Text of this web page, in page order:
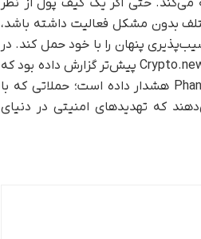
بدون مشکل فعالیت داشته باشد،
پنهان را با خود حمل کند. در
کنار این تهدید فنی، خطر حملات مهندسی اجتماعی نیز همچنان پابرجا است. Crypto.news پیش‌تر گزارش داده بود که
شرکت Scam Sniffer در فوریه ۲۰۲۵ نسبت به پنجره‌های جعلی Phantom Wallet هشدار داده است؛ حملاتی که با
که تهدیدهای امنیتی در دنیای